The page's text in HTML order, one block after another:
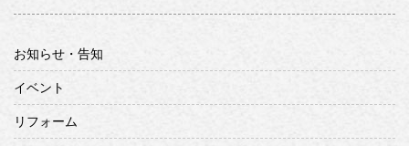
お知らせ・告知
イベント
リフォーム